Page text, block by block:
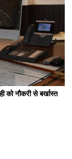
को नौकरी से बर्खास्त